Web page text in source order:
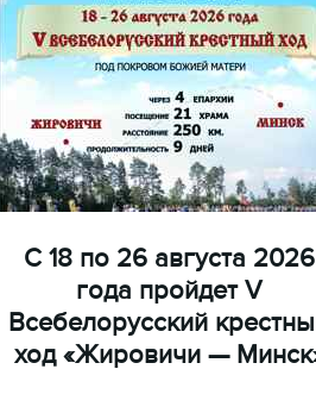
С 18 по 26 августа 2026
года пройдет V
Всебелорусский
ход «Жировичи —